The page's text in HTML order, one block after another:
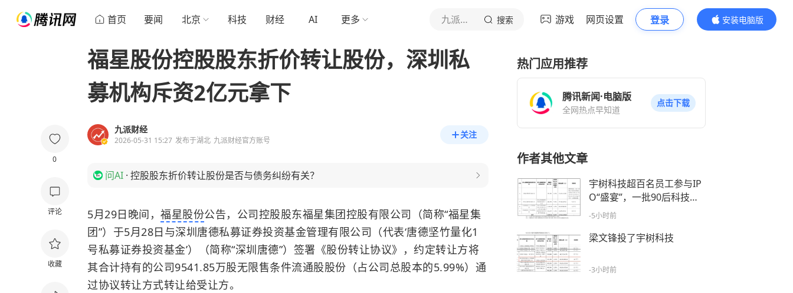
首页 要闻 北京 科技 财经 AI 更多 九派财经 搜索 游戏 网页设置 登录
安装电脑版
内容更精彩
0
评论
收藏
福星股份控股股东折价转让股份，深圳私
募机构斥资2亿元拿下
九派财经
2026-05-31 15:27 发布于湖北 九派财经官方账号
关注
问AI · 控股股东折价转让股份是否与债务纠纷有关？
5月29日晚间， 福星股份公告，公司控股股东福星集团控股有限公司（简称“福星集
团”）于5月28日与深圳唐德私募证券投资基金管理有限公司（代表‘唐德坚竹量化1
号私募证券投资基金’）（简称“深圳唐德”）签署《股份转让协议》，约定转让方将
其合计持有的公司9541.85万股无限售条件流通股股份（占公司总股本的5.99%）通
过协议转让方式转让给受让方。
热门应用推荐
腾讯新闻·电脑版
全网热点早知道
点击下载
作者其他文章
宇树科技超百名员工参与IP
O“盛宴”，一批90后科技新
贵或诞生
-5小时前
梁文锋投了宇树科技
-3小时前